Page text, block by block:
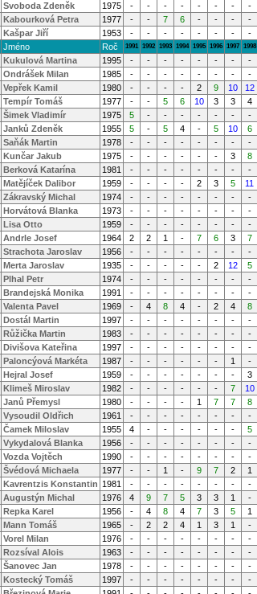
Svoboda Zdeněk 1975 - - - - - - - -
Kabourková Petra 1977 - - 7 6 - - - -
Kašpar Jiří 1953 - - - - - - - -
Jméno Roč 1991 1992 1993 1994 1995 1996 1997 1998
Kukulová Martina 1995 - - - - - - - -
Ondrášek Milan 1985 - - - - - - - -
Vepřek Kamil 1980 - - - - 2 9 10 12
Tempír Tomáš 1977 - - 5 6 10 3 3 4
Šimek Vladimír 1975 5 - - - - - - -
Janků Zdeněk 1955 5 - 5 4 - 5 10 6
Saňák Martin 1978 - - - - - - - -
Kunčar Jakub 1975 - - - - - - 3 8
Berková Katarína 1981 - - - - - - - -
Matějíček Dalibor 1959 - - - - 2 3 5 11
Zákravský Michal 1974 - - - - - - - -
Horvátová Blanka 1973 - - - - - - - -
Lisa Otto 1959 - - - - - - - -
Andrle Josef 1964 2 2 1 - 7 6 3 7
Strachota Jaroslav 1956 - - - - - - - -
Merta Jaroslav 1935 - - - - - 2 12 5
Plhal Petr 1974 - - - - - - - -
Brandejská Monika 1991 - - - - - - - -
Valenta Pavel 1969 - 4 8 4 - 2 4 8
Dostál Martin 1997 - - - - - - - -
Růžička Martin 1983 - - - - - - - -
Divišova Kateřina 1997 - - - - - - - -
Paloncýová Markéta 1987 - - - - - - 1 -
Hejral Josef 1959 - - - - - - - 3
Klimeš Miroslav 1982 - - - - - - 7 10
Janů Přemysl 1980 - - - - 1 7 7 8
Vysoudil Oldřich 1961 - - - - - - - -
Čamek Miloslav 1955 4 - - - - - - 5
Vykydalová Blanka 1956 - - - - - - - -
Vozda Vojtěch 1990 - - - - - - - -
Švédová Michaela 1977 - - 1 - 9 7 2 1
Kavrentzis Konstantin 1981 - - - - - - - -
Augustýn Michal 1976 4 9 7 5 3 3 1 -
Repka Karel 1956 - 4 8 4 7 3 5 1
Mann Tomáš 1965 - 2 2 4 1 3 1 -
Vorel Milan 1976 - - - - - - - -
Rozsíval Alois 1963 - - - - - - - -
Šanovec Jan 1978 - - - - - - - -
Kostecký Tomáš 1997 - - - - - - - -